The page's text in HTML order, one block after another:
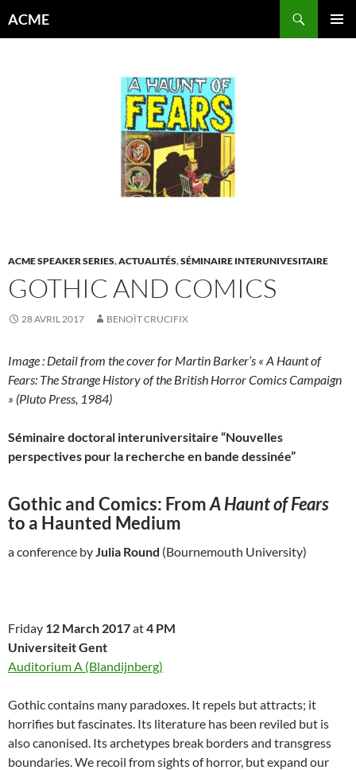
auACME
ACME SPEAKER SERIES,ACTUALITÉS,SÉMINAIRE INTERUNIVESITAIRE
GOTHIC AND COMICS
28 AVRIL 2017 BENOÎT CRUCIFIX
Image : Detail from the cover for Martin Barker’s « A Haunt of
Fears: The Strange History of the British Horror Comics Campaign
» (Pluto Press, 1984)
Séminaire doctoral interuniversitaire “Nouvelles
perspectives pour la recherche en bande dessinée”
Gothic and Comics: FromA Haunt of Fears
to a Haunted Medium
a conference byJulia Round (Bournemouth University)
Friday 12 March 2017at4 PM
Universiteit Gent
Auditorium A (Blandijnberg)
Gothic contains many paradoxes. It repels but attracts; it
horrifies but fascinates. Its literature has been reviled but is
also canonised. Its archetypes break borders and transgress
boundaries. We recoil from sights of horror, but expand our